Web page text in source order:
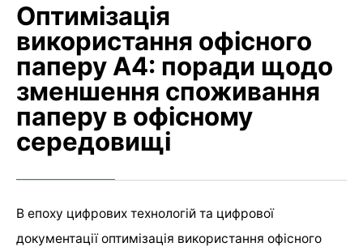
Оптимізація
використання офісного
паперу А4: поради щодо
зменшення споживання
паперу в офісному
середовищі
В епоху цифрових технологій та цифрової
документації оптимізація використання офісного